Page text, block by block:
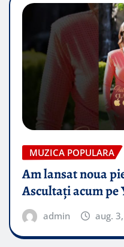
MUZICA POPULARA
Am lansat noua
Ascultați acum pe
admin aug.